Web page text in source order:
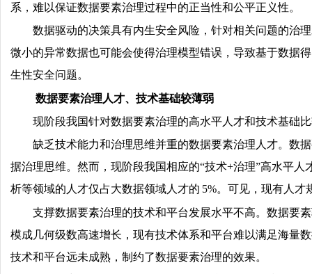
系，难以保证数据要素治理过程中的正当性和公平正义性。
数据驱动的决策具有内生安全风险，针对相关问题的治
微小的异常数据也可能会使得治理模型错误，导致基于数据
生性安全问题。
数据要素治理人才、技术基础较薄弱
现阶段我国针对数据要素治理的高水平人才和技术基础
缺乏技术能力和治理思维并重的数据要素治理人才。数
据治理思维。然而，现阶段我国相应的“技术+治理”高水平
析等领域的人才仅占大数据领域人才的 5%。可见，现有人
支撑数据要素治理的技术和平台发展水平不高。数据要
模成几何级数高速增长，现有技术体系和平台难以满足海量
技术和平台远未成熟，制约了数据要素治理的效果。